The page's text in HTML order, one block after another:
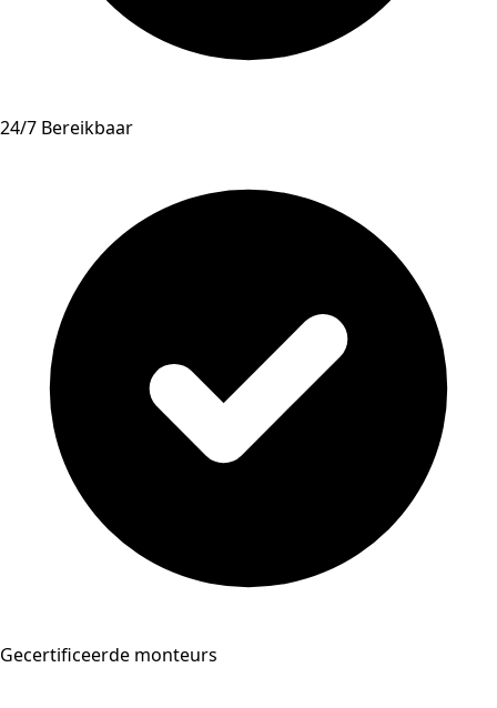
24/7 Bereikbaar
Gecertificeerde monteurs